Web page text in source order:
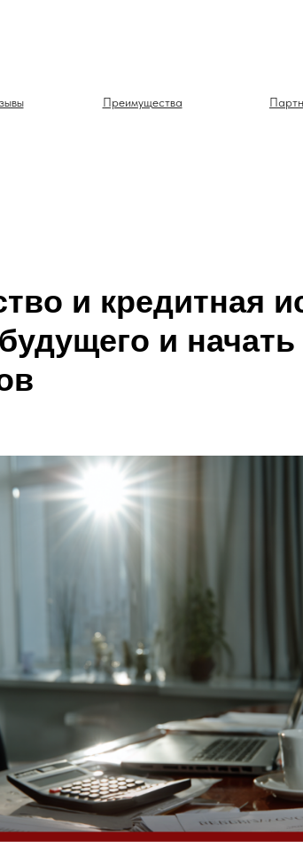
Преимущества
и кредитная
и